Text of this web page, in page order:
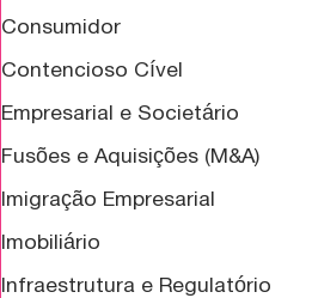
Consumidor
Contencioso Cível
Empresarial e Societário
Fusões e Aquisições (M&A)
Imigração Empresarial
Imobiliário
Infraestrutura e Regulatório